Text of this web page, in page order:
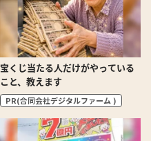
宝くじ当たる人だけがやっている
こと、教えます
PR(合同会社デジタルファーム )